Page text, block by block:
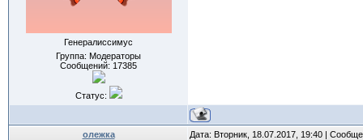
Генералиссимус
Группа: Модераторы
Сообщений: 17385
Статус:
олежка Дата: Вторник, 18.07.2017, 19:40 |